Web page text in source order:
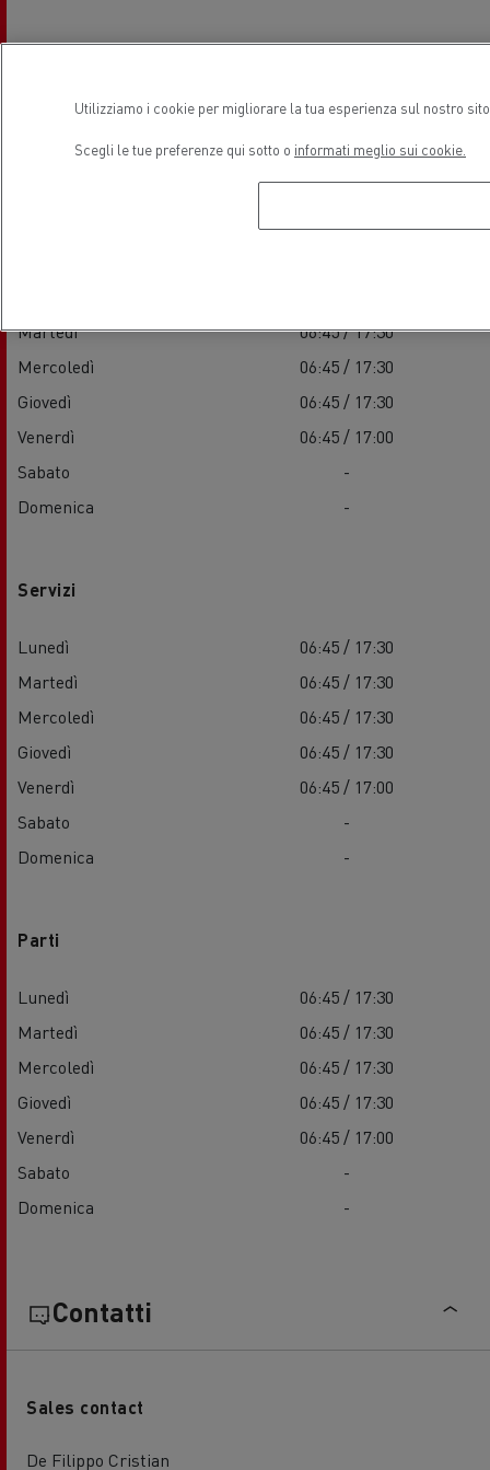
Martedì
06:45 / 17:30
Mercoledì
06:45 / 17:30
Giovedì
06:45 / 17:30
Venerdì
06:45 / 17:00
Sabato
-
Domenica
-
Servizi
Lunedì
06:45 / 17:30
Martedì
06:45 / 17:30
Mercoledì
06:45 / 17:30
Giovedì
06:45 / 17:30
Venerdì
06:45 / 17:00
Sabato
-
Domenica
-
Parti
Lunedì
06:45 / 17:30
Martedì
06:45 / 17:30
Mercoledì
06:45 / 17:30
Giovedì
06:45 / 17:30
Venerdì
06:45 / 17:00
Sabato
-
Domenica
-
Contatti
Sales contact
De Filippo Cristian
Utilizziamo i cookie per migliorare la tua esperienza sul nostro
Scegli le tue preferenze qui sotto o informati meglio sui cookie.